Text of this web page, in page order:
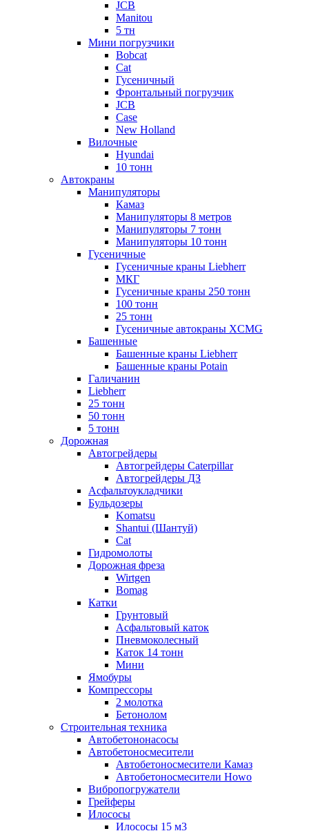
JCB
Manitou
5 тн
Мини погрузчики
Bobcat
Cat
Гусеничный
Фронтальный погрузчик
JCB
Case
New Holland
Вилочные
Hyundai
10 тонн
Автокраны
Манипуляторы
Камаз
Манипуляторы 8 метров
Манипуляторы 7 тонн
Манипуляторы 10 тонн
Гусеничные
Гусеничные краны Liebherr
МКГ
Гусеничные краны 250 тонн
100 тонн
25 тонн
Гусеничные автокраны XCMG
Башенные
Башенные краны Liebherr
Башенные краны Potain
Галичанин
Liebherr
25 тонн
50 тонн
5 тонн
Дорожная
Автогрейдеры
Автогрейдеры Caterpillar
Автогрейдеры ДЗ
Асфальтоукладчики
Бульдозеры
Komatsu
Shantui (Шантуй)
Cat
Гидромолоты
Дорожная фреза
Wirtgen
Bomag
Катки
Грунтовый
Асфальтовый каток
Пневмоколесный
Каток 14 тонн
Мини
Ямобуры
Компрессоры
2 молотка
Бетонолом
Строительная техника
Автобетононасосы
Автобетоносмесители
Автобетоносмесители Камаз
Автобетоносмесители Howo
Вибропогружатели
Грейферы
Илососы
Илососы 15 м3